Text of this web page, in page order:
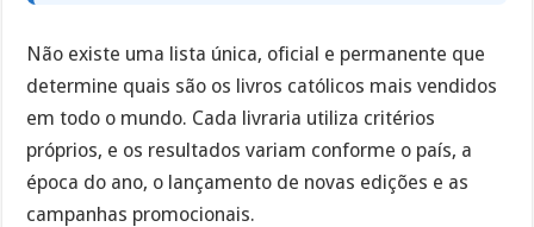
Não existe uma lista única, oficial e permanente que
determine quais são os livros católicos mais vendidos
em todo o mundo. Cada livraria utiliza critérios
próprios, e os resultados variam conforme o país, a
época do ano, o lançamento de novas edições e as
campanhas promocionais.